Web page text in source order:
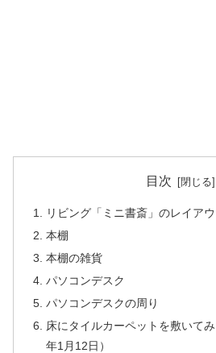
目次
リビング「ミニ書斎」のレイアウ
本棚
本棚の雑貨
パソコンデスク
パソコンデスクの周り
床にタイルカーペットを敷いて
年1月12日）